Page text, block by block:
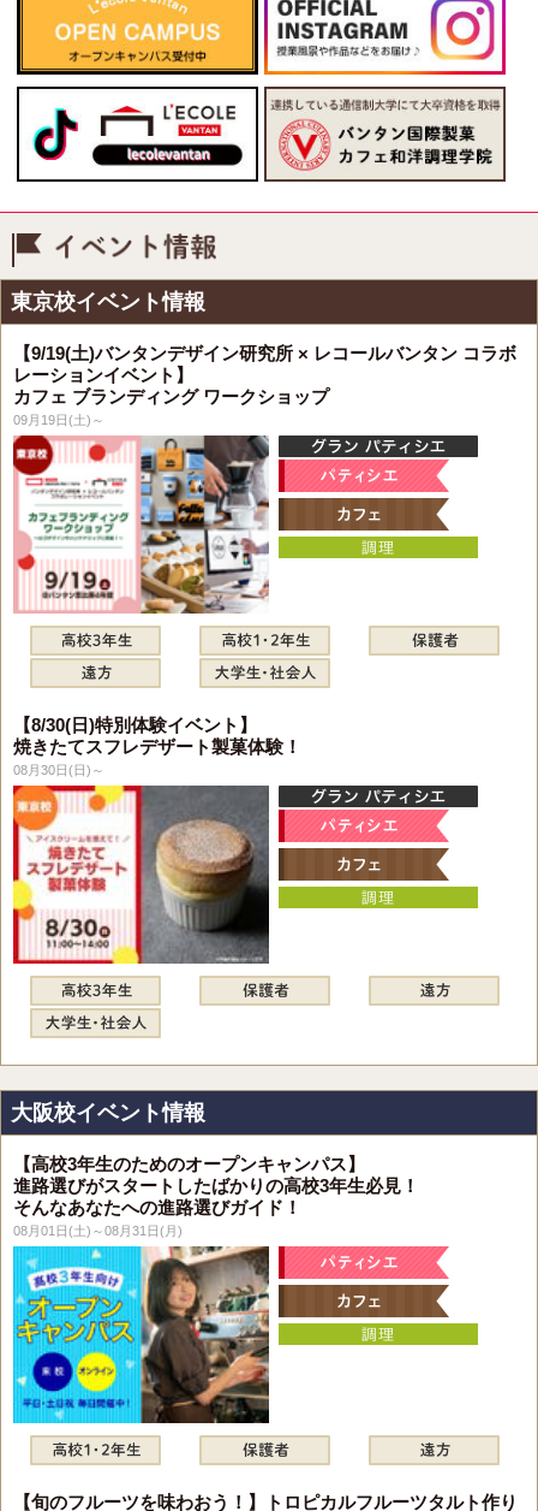
東京校イベント情報
【9/19(土)バンタンデザイン研究所 × レコールバンタン コラボ
レーションイベント】
カフェ ブランディング ワークショップ
09月19日(土)～
【8/30(日)特別体験イベント】
焼きたてスフレデザート製菓体験！
08月30日(日)～
大阪校イベント情報
【高校3年生のためのオープンキャンパス】
進路選びがスタートしたばかりの高校3年生必見！
そんなあなたへの進路選びガイド！
08月01日(土)～08月31日(月)
【旬のフルーツを味わおう！】トロピカルフルーツタルト作り